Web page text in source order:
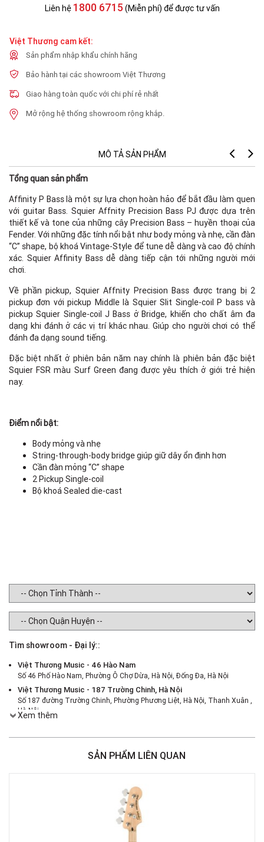
Liên hệ 1800 6715 (Miễn phí) để được tư vấn
Việt Thương cam kết:
Sản phẩm nhập khẩu chính hãng
Bảo hành tại các showroom Việt Thương
Giao hàng toàn quốc với chi phí rẻ nhất
Mở rộng hệ thống showroom rộng khắp.
MÔ TẢ SẢN PHẨM
Tổng quan sản phẩm
Affinity P Bass là một sự lựa chọn hoàn hảo để bắt đầu làm quen
với guitar Bass. Squier Affnity Precision Bass PJ được dựa trên
thiết kế và tone của những cây Precision Bass – huyền thoại của
Fender. Với những đặc tính nổi bật như body mỏng và nhẹ, cần đàn
“C” shape, bộ khoá Vintage-Style để tune dễ dàng và cao độ chính
xác. Squier Affinity Bass dễ dàng tiếp cận tới những người mới
chơi.
Về phần pickup, Squier Affnity Precision Bass được trang bị 2
pickup đơn với pickup Middle là Squier Slit Single-coil P bass và
pickup Squier Single-coil J Bass ở Bridge, khiến cho chất âm đa
dạng khi đánh ở các vị trí khác nhau. Giúp cho người chơi có thể
đánh đa dạng sound tiếng.
Đặc biệt nhất ở phiên bản năm nay chính là phiên bản đặc biệt
Squier FSR màu Surf Green đang được yêu thích ở giới trẻ hiện
nay.
Điểm nổi bật:
Body mỏng và nhẹ
String-through-body bridge giúp giữ dây ổn định hơn
Cần đàn mỏng “C” shape
2 Pickup Single-coil
Bộ khoá Sealed die-cast
Tìm showroom - Đại lý::
Việt Thương Music - 46 Hào Nam
Số 46 Phố Hào Nam, Phường Ô Chợ Dừa, Hà Nội, Đống Đa, Hà Nội
Việt Thương Music - 187 Trường Chinh, Hà Nội
Số 187 đường Trường Chinh, Phường Phương Liệt, Hà Nội, Thanh Xuân ,
Hà Nội
386 Cách Mạng Tháng Tám, Phường Nhiêu Lộc, TPHCM, Quận 3, Hồ Chí
Việt Thương Music - 180 Võ Thị Sáu
Việt Thương Music - 442 Lũy Bán Bích
442 Lũy Bán Bích, Phường Tân Phú, TPHCM, Quận Tân Phú, Hồ Chí Minh
Việt Thương Music - 12 Quốc Hương
Tầng G, Tòa nhà Thảo Điền Pearl, 12 Quốc Hương, Phường An Khánh,
Xem thêm
SẢN PHẨM LIÊN QUAN